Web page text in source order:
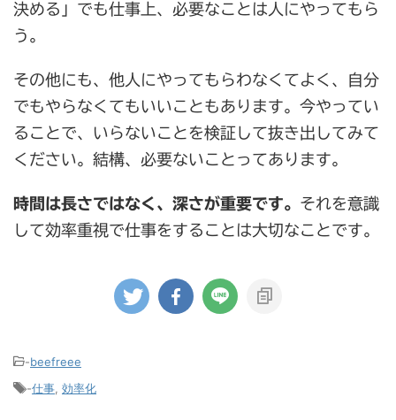
決める」でも仕事上、必要なことは人にやってもら
う。
その他にも、他人にやってもらわなくてよく、自分
でもやらなくてもいいこともあります。今やってい
ることで、いらないことを検証して抜き出してみて
ください。結構、必要ないことってあります。
時間は長さではなく、深さが重要です。 それを意識
して効率重視で仕事をすることは大切なことです。
-beefreee
-仕事 効率化